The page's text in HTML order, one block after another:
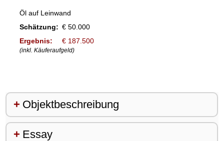
Öl auf Leinwand
Schätzung: € 50.000
Ergebnis:
€ 187.500
(inkl. Käuferaufgeld)
Objektbeschreibung
Essay